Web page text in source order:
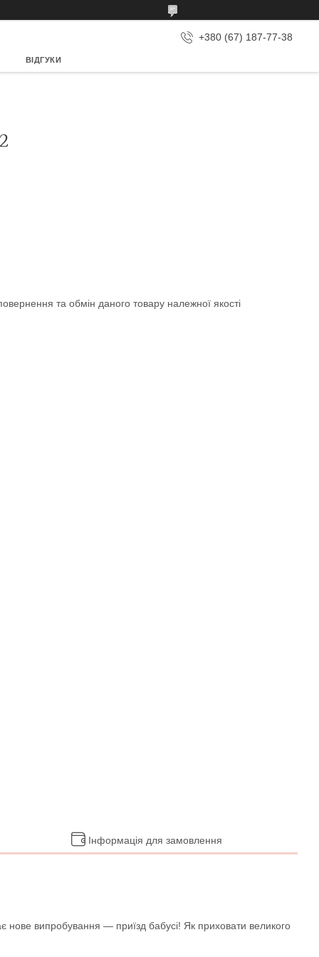
+380 (67) 187-77-38
ВІДГУКИ
та обмін даного товару належної якості
Інформація для замовлення
нове випробування — приїзд бабусі! Як приховати великого